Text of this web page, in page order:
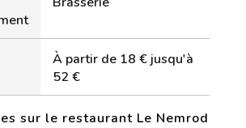
À partir de 18 € jusqu'à
52 €
sur le restaurant Le Nemrod